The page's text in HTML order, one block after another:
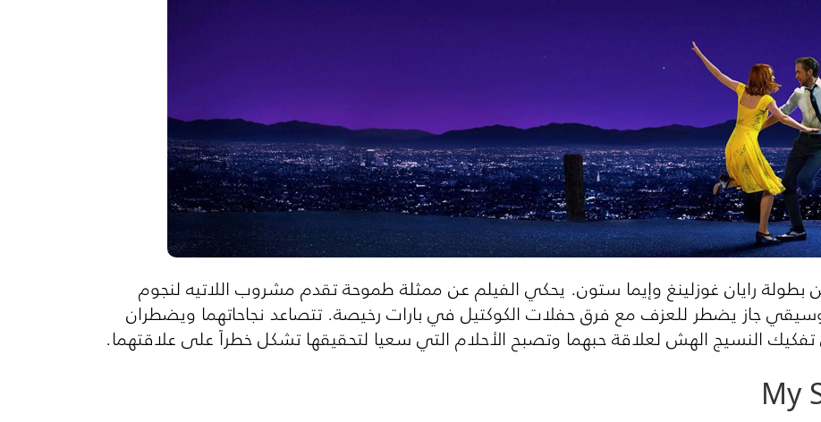
رايان غوزلينغ وإيما ستون. يحكي الفيلم عن ممثلة طموحة تقدم مشروب اللاتيه لنجوم
وموسيقي جاز يضطر للعزف مع فرق حفلات الكوكتيل في بارات رخيصة. تتصاعد نجاحاتهما ويضطران
النسيج الهش لعلاقة حبهما وتصبح الأحلام التي سعيا لتحقيقها تشكل خطراً على علاقتهما.
My